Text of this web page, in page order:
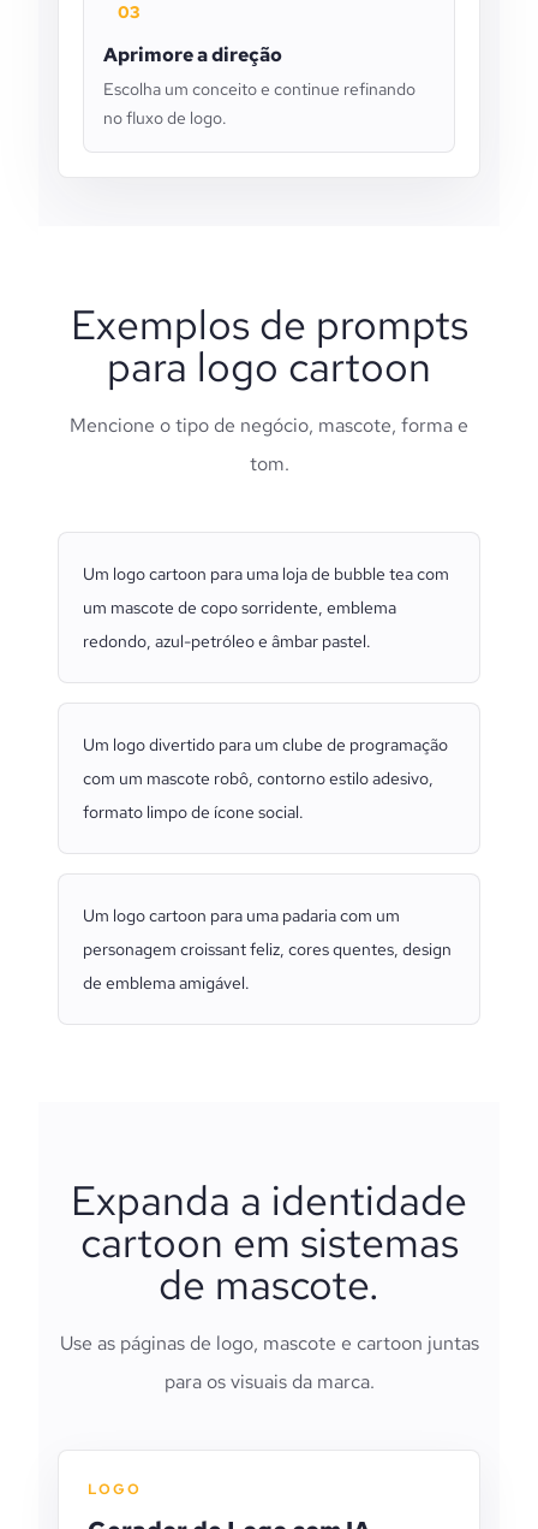
03
Aprimore a direção
Escolha um conceito e continue refinando
no fluxo de logo.
Exemplos de prompts
para logo cartoon
Mencione o tipo de negócio, mascote, forma e
tom.
Um logo cartoon para uma loja de bubble tea com
um mascote de copo sorridente, emblema
redondo, azul-petróleo e âmbar pastel.
Um logo divertido para um clube de programação
com um mascote robô, contorno estilo adesivo,
formato limpo de ícone social.
Um logo cartoon para uma padaria com um
personagem croissant feliz, cores quentes, design
de emblema amigável.
Expanda a identidade
cartoon em sistemas
de mascote.
Use as páginas de logo, mascote e cartoon juntas
para os visuais da marca.
LOGO